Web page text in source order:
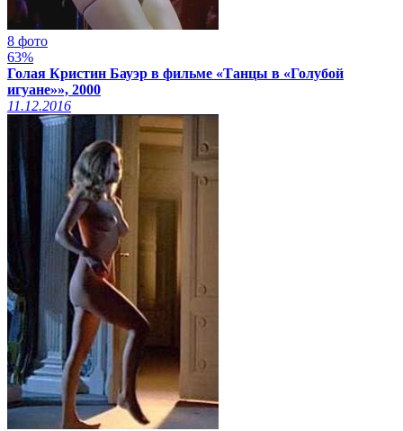
8 фото
63%
Голая Кристин Бауэр в фильме «Танцы в «Голубой
игуане»», 2000
11.12.2016